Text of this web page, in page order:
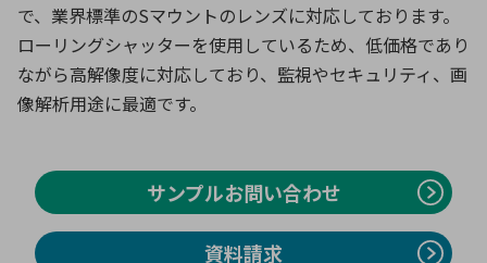
環境構築・開発システム
半導体・電子部品小ロット
で、業界標準のSマウントのレンズに対応しております。
ローリングシャッターを使用しているため、低価格であり
ながら高解像度に対応しており、監視やセキュリティ、画
像解析用途に最適です。
サンプルお問い合わせ
資料請求